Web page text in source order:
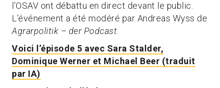
l’OSAV ont débattu en direct devant le public.
L’événement a été modéré par Andreas Wyss de
Agrarpolitik – der Podcast
Voici l’épisode 5 avec Sara Stalder,
Dominique Werner et Michael Beer (traduit
par IA)